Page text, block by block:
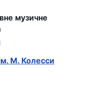
музичне
М. Колесси